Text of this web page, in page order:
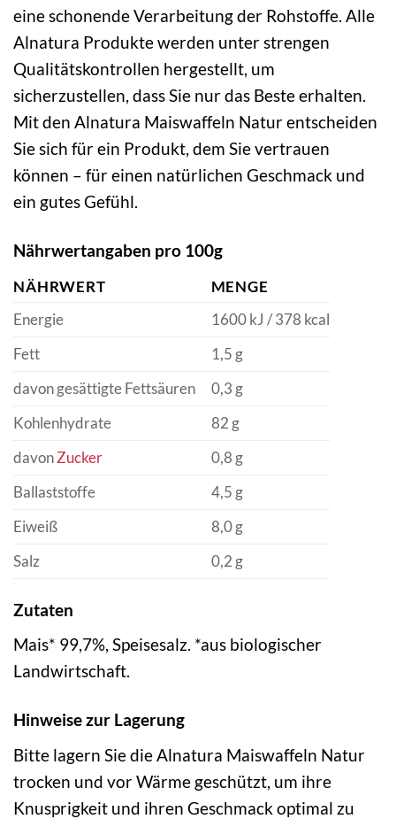
eine schonende Verarbeitung der Rohstoffe. Alle
Alnatura Produkte werden unter strengen
Qualitätskontrollen hergestellt, um
sicherzustellen, dass Sie nur das Beste erhalten.
Mit den Alnatura Maiswaffeln Natur entscheiden
Sie sich für ein Produkt, dem Sie vertrauen
können – für einen natürlichen Geschmack und
ein gutes Gefühl.
Nährwertangaben pro 100g
NÄHRWERT
MENGE
Energie
1600 kJ / 378 kcal
Fett
1,5 g
davon gesättigte Fettsäuren
0,3 g
Kohlenhydrate
82 g
davonZucker
0,8 g
Ballaststoffe
4,5 g
Eiweiß
8,0 g
Salz
0,2 g
Zutaten
Mais* 99,7%, Speisesalz. *aus biologischer
Landwirtschaft.
Hinweise zur Lagerung
Bitte lagern Sie die Alnatura Maiswaffeln Natur
trocken und vor Wärme geschützt, um ihre
Knusprigkeit und ihren Geschmack optimal zu